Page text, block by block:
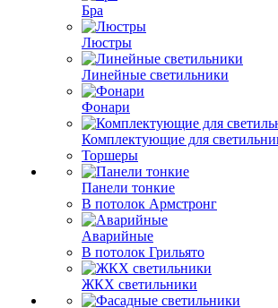
Бра
Люстры
Линейные светильники
Фонари
Комплектующие для
Торшеры
Панели тонкие
В потолок Армстронг
Аварийные
В потолок Грильято
ЖКХ светильники